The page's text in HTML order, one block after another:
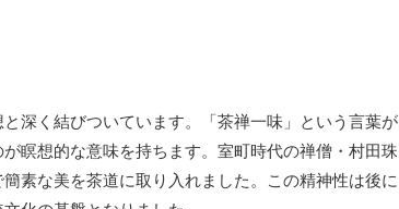
深く結びついています。「茶禅一味」という言葉が
瞑想的な意味を持ちます。室町時代の禅僧・村田珠
素な美を茶道に取り入れました。この精神性は後に